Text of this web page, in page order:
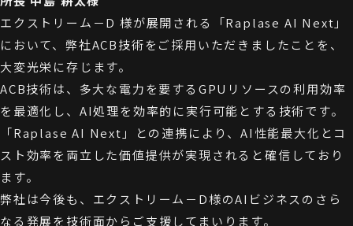
エクストリーム－D 様が展開される「Raplase AI Next」
において、弊社ACB技術をご採用いただきましたことを、
大変光栄に存じます。
ACB技術は、多大な電力を要するGPUリソースの利用効率
を最適化し、AI処理を効率的に実行可能とする技術です。
「Raplase AI Next」との連携により、AI性能最大化とコ
スト効率を両立した価値提供が実現されると確信しており
ます。
弊社は今後も、エクストリーム－D様のAIビジネスのさら
なる発展を技術面からご支援してまいります。